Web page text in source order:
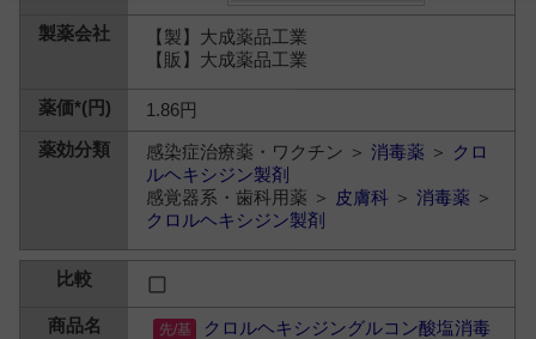
【製】大成薬品工業
【販】大成薬品工業
1.86円
感染症治療薬・ワクチン ＞消毒薬 ＞ クロ
ルヘキシジン製剤
感覚器系・歯科用薬 ＞ 皮膚科 ＞消毒薬 ＞
クロルヘキシジン製剤
クロルヘキシジングルコン酸塩消毒